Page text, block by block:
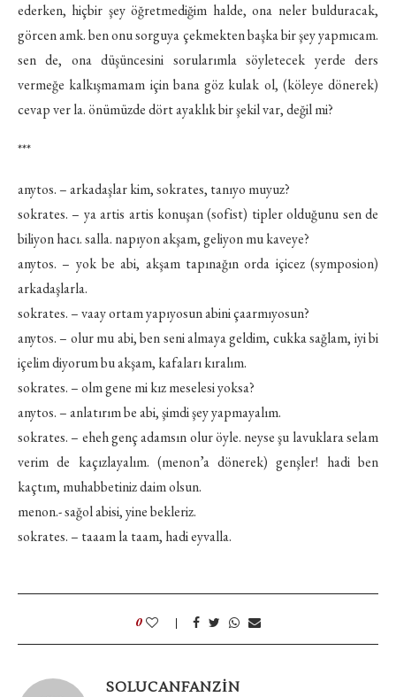
ederken, hiçbir şey öğretmediğim halde, ona neler bulduracak,
görcen amk. ben onu sorguya çekmekten başka bir şey yapmıcam.
sen de, ona düşüncesini sorularımla söyletecek yerde ders
vermeğe kalkışmamam için bana göz kulak ol, (köleye dönerek)
cevap ver la. önümüzde dört ayaklık bir şekil var, değil mi?
***
anytos. – arkadaşlar kim, sokrates, tanıyo muyuz?
sokrates. – ya artis artis konuşan (sofist) tipler olduğunu sen de
biliyon hacı. salla. napıyon akşam, geliyon mu kaveye?
anytos. – yok be abi, akşam tapınağın orda içicez (symposion)
arkadaşlarla.
sokrates. – vaay ortam yapıyosun abini çaarmıyosun?
anytos. – olur mu abi, ben seni almaya geldim, cukka sağlam, iyi bi
içelim diyorum bu akşam, kafaları kıralım.
sokrates. – olm gene mi kız meselesi yoksa?
anytos. – anlatırım be abi, şimdi şey yapmayalım.
sokrates. – eheh genç adamsın olur öyle. neyse şu lavuklara selam
verim de kaçızlayalım. (menon’a dönerek) genşler! hadi ben
kaçtım, muhabbetiniz daim olsun.
menon.- sağol abisi, yine bekleriz.
sokrates. – taaam la taam, hadi eyvalla.
0
SOLUCANFANZIN